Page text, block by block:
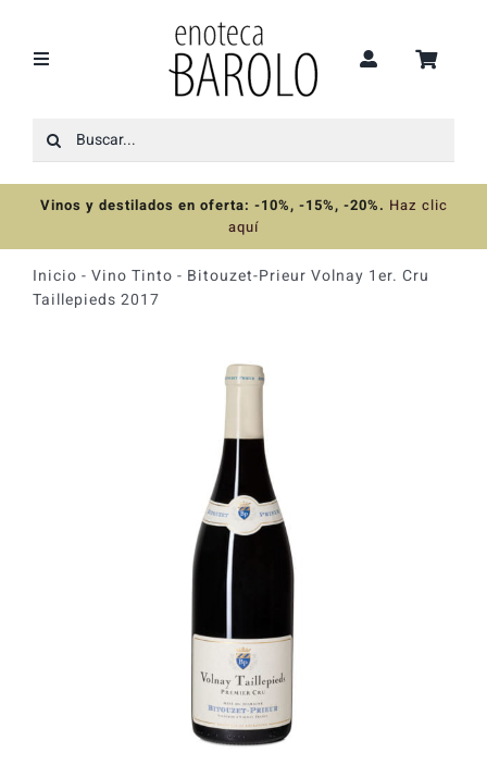
contenido
Toggle
Recomendaciones
Ofertas
Colecciones
Buscar:
Vinos y destilados en oferta: -10%, -15%, -20%. Haz clic
aquí
Inicio - Vino Tinto - Bitouzet-Prieur Volnay 1er. Cru
Taillepieds 2017